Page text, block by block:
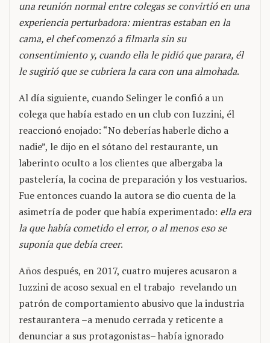
una reunión normal entre colegas se convirtió en una
experiencia perturbadora: mientras estaban en la
cama, el chef comenzó a filmarla sin su
consentimiento y, cuando ella le pidió que parara, él
le sugirió que se cubriera la cara con una almohada.
Al día siguiente, cuando Selinger le confió a un
colega que había estado en un club con Iuzzini, él
reaccionó enojado: “No deberías haberle dicho a
nadie”, le dijo en el sótano del restaurante, un
laberinto oculto a los clientes que albergaba la
pastelería, la cocina de preparación y los vestuarios.
Fue entonces cuando la autora se dio cuenta de la
asimetría de poder que había experimentado: ella era
la que había cometido el error, o al menos eso se
suponía que debía creer.
Años después, en 2017, cuatro mujeres acusaron a
Iuzzini de acoso sexual en el trabajo revelando un
patrón de comportamiento abusivo que la industria
restaurantera –a menudo cerrada y reticente a
denunciar a sus protagonistas– había ignorado